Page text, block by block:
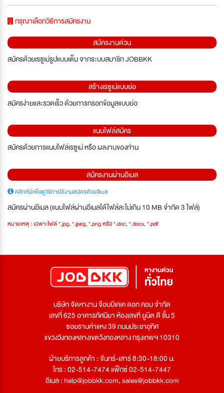
กรุณาเลือกวิธีการสมัครงาน
สมัครงานด่วน
สมัครด้วยเรซูเม่รูปแบบเต็ม จากระบบสมาชิก JOBBKK
สร้างเรซูเม่แบบย่อ
สมัครง่ายและรวดเร็ว ด้วยการกรอกข้อมูลแบบย่อ
แนบไฟล์สมัคร
สมัครด้วยการแนบไฟล์เรซูเม่ หรือ ผลงานของท่าน
สมัครงานผ่านอีเมล
คลิกที่นี่เพื่อดูวิธีการใช้งานสมัครด้วยอีเมล
สมัครผ่านอีเมล (แนบไฟล์ผ่านอีเมลได้ไฟล์ละไม่เกิน 10 MB จำกัด 3 ไฟล์)
หมายเหตุ : เฉพาะไฟล์ *.jpg, *.jpeg, *.png หรือ *.doc, *.docx, *.pdf
บริษัท จัดหางาน จ๊อบบีเคเค ดอท คอม จำกัด
เลขที่ 625 อาคารทัศนียา ห้องเลขที่ ยูนิต ดี ชั้น 5
ซอยรามคำแหง 39 ถนนประชาอุทิศ
แขวงวังทองหลางเขตวังทองหลาง กรุงเทพฯ 10310
ฝ่ายบริการลูกค้า : จันทร์-เสาร์ 8:30-18:00 น.
โทร : 02-514-7474 แฟ็กซ์ 02-514-7447
อีเมล :help@jobbkk.com,sales@jobbkk.com